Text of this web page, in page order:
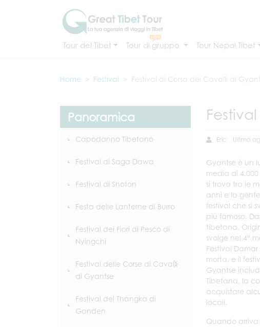
Tour del Tibet Tour di gruppo Tour Nepal Tibet
Home Festival Festival di Corsa dei Cavalli di
Panoramica
Capodanno Tibetano
Festival di Saga Dawa
Festival di Shoton
Festa delle Lanterne di Burro
Festival dei Fiori di Pesco di
Nyingchi
Festival delle Corse di Cavalli
di Gyantse
Festival del Thangka di
Ganden
Eric Ultimo
Gyantse è un
media di
si trova tra le
anni e la
festival che si
più famoso.
tibetana.
svolge nel 4°
Festival
morta, e il
Gyantse
Tibetana, la
acquistare
locali.
Quando arriva